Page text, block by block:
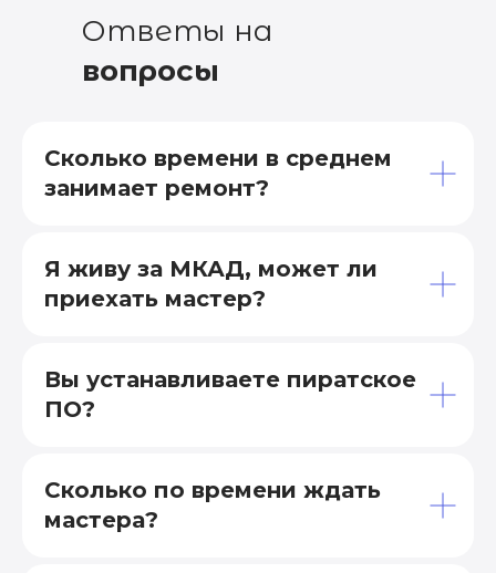
Ответы на
вопросы
Сколько времени в среднем
занимает ремонт?
Я живу за МКАД, может ли
приехать мастер?
Вы устанавливаете пиратское
ПО?
Сколько по времени ждать
мастера?